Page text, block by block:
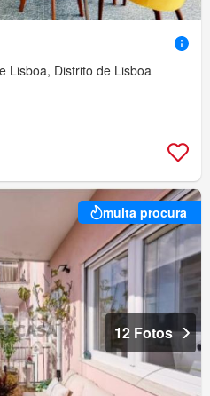
Lisboa, Distrito de Lisboa
muita procura
12 Fotos